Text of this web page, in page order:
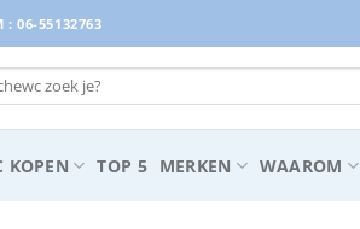
: 06-55132763
KOPEN TOP 5 MERKEN WAAROM